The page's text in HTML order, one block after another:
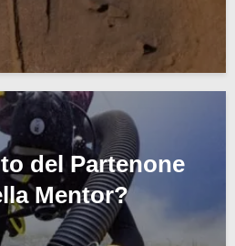
del Partenone
Mentor?